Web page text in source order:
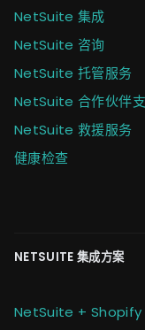
NetSuite 集成
NetSuite 咨询
NetSuite 托管服务
NetSuite 合作伙伴
NetSuite 救援服务
健康检查
NETSUITE 集成方案
NetSuite + Shopify